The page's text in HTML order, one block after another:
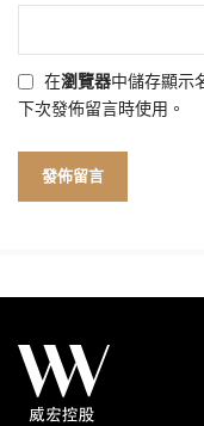
在瀏覽器中儲存顯示
下次發佈留言時使用。